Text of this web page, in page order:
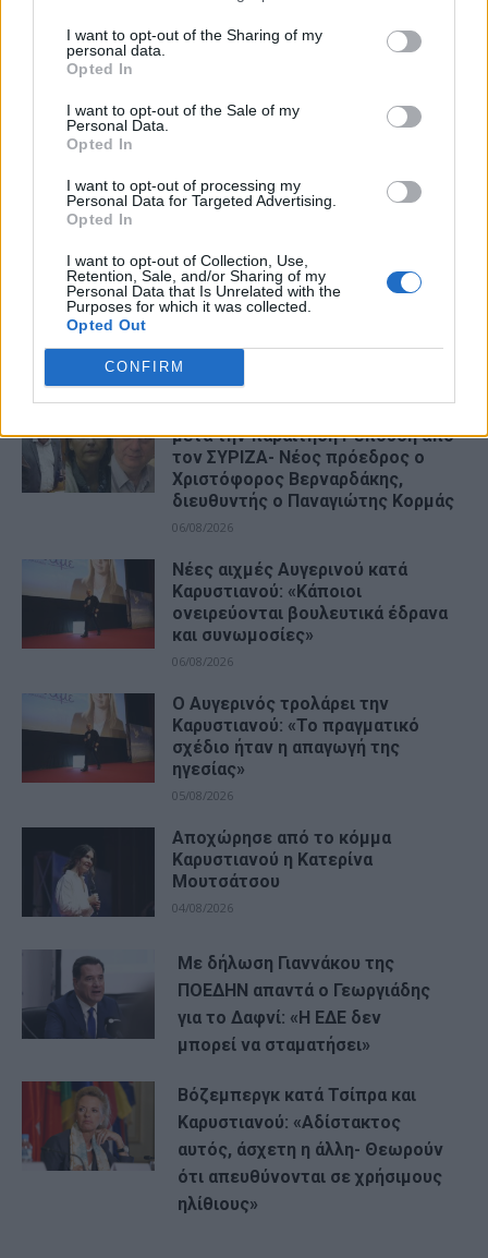
I want to opt-out of the Sharing of my
personal data.
Opted In
I want to opt-out of the Sale of my
Personal Data.
Opted In
I want to opt-out of processing my
Personal Data for Targeted Advertising.
Opted In
I want to opt-out of Collection, Use,
Retention, Sale, and/or Sharing of my
Personal Data that Is Unrelated with the
Purposes for which it was collected.
Opted Out
CONFIRM
Η εφαρμογή «Οδύσσεια του Ομήρου» του
Διαμαντή Καραναστάση στην κορυφή του
ελληνικού App Store
07/08/2026
Στην κορυφή της κατηγορίας Entertainment του ελληνικού App
Store βρίσκεται η εφαρμογή «Οδύσσεια του Ομήρου – The
Odyssey by Homer», του Διαμαντή Καραναστάση. Η εφαρμογή...
μετά την παραίτηση Ρεπούση από
τον ΣΥΡΙΖΑ- Νέος πρόεδρος ο
Χριστόφορος Βερναρδάκης,
διευθυντής ο Παναγιώτης Κορμάς
06/08/2026
Νέες αιχμές Αυγερινού κατά
Καρυστιανού: «Kάποιοι
ονειρεύονται βουλευτικά έδρανα
και συνωμοσίες»
06/08/2026
Ο Αυγερινός τρολάρει την
Καρυστιανού: «Το πραγματικό
σχέδιο ήταν η απαγωγή της
ηγεσίας»
05/08/2026
Αποχώρησε από το κόμμα
Καρυστιανού η Κατερίνα
Μουτσάτσου
04/08/2026
Με δήλωση Γιαννάκου της
ΠΟΕΔΗΝ απαντά ο Γεωργιάδης
για το Δαφνί: «Η ΕΔΕ δεν
μπορεί να σταματήσει»
Βόζεμπεργκ κατά Τσίπρα και
Καρυστιανού: «Αδίστακτος
αυτός, άσχετη η άλλη- Θεωρούν
ότι απευθύνονται σε χρήσιμους
ηλίθιους»